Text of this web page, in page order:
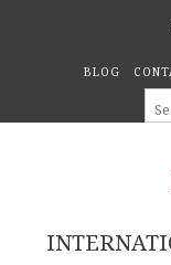
BLOG